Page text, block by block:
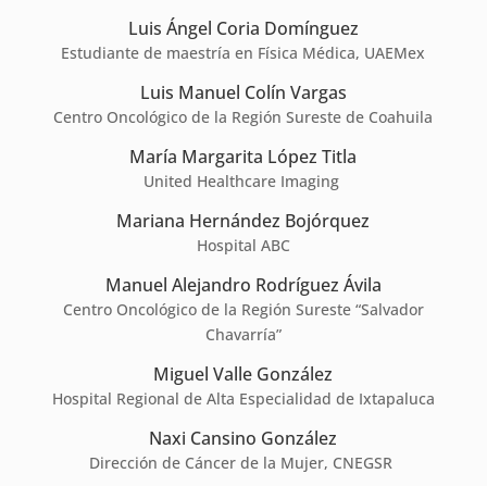
Luis Ángel Coria Domínguez
Estudiante de maestría en Física Médica, UAEMex
Luis Manuel Colín Vargas
Centro Oncológico de la Región Sureste de Coahuila
María Margarita López Titla
United Healthcare Imaging
Mariana Hernández Bojórquez
Hospital ABC
Manuel Alejandro Rodríguez Ávila
Centro Oncológico de la Región Sureste “Salvador
Chavarría”
Miguel Valle González
Hospital Regional de Alta Especialidad de Ixtapaluca
Naxi Cansino González
Dirección de Cáncer de la Mujer, CNEGSR